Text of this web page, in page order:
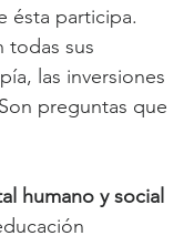
ésta participa.
todas sus
las inversiones
preguntas que
humano y social